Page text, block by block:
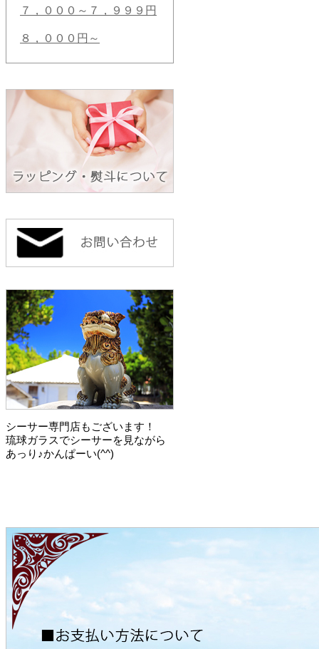
７，０００～７，９９９円
８，０００円～
シーサー専門店もございます！
琉球ガラスでシーサーを見ながら
あっり♪かんぱーい(^^)